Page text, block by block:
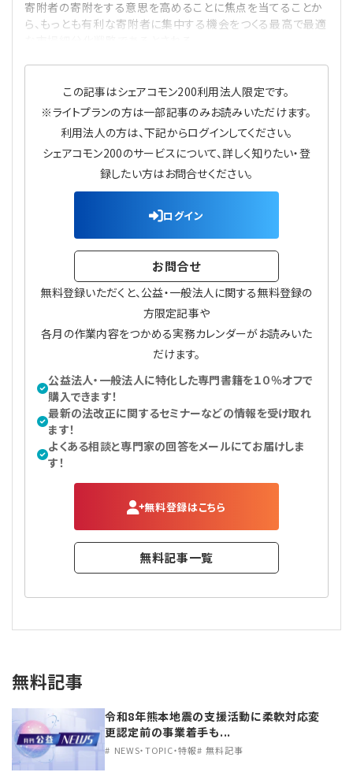
【連載】悩みと向き合う経営学
【連載】労務管理の歩き方
【連載】AI活用のすすめ
【連載】IT実務一問一答
寄附者の寄附をする意思を高めることに焦点を当てることか
ら、もっとも有利な寄附者に集中する機会をつくる最高で最適
この記事はシェアコモン200利用法人限定です。
※ライトプランの方は一部記事のみお読みいただけます。
利用法人の方は、下記からログインしてください。
シェアコモン200のサービスについて、詳しく知りたい・登
録したい方はお問合せください。
ログイン
お問合せ
無料登録いただくと、公益・一般法人に関する無料登録の
方限定記事や
各月の作業内容をつかめる実務カレンダーがお読みいた
だけます。
公益法人・一般法人に特化した専門書籍を１０％オフで
購入できます！
最新の法改正に関するセミナーなどの情報を受け取れ
ます！
よくある相談と専門家の回答をメールにてお届けしま
す！
無料登録はこちら
無料記事一覧
無料記事
令和8年熊本地震の支援活動に柔軟対応変
更認定前の事業着手も...
NEWS・TOPIC・特報 無料記事